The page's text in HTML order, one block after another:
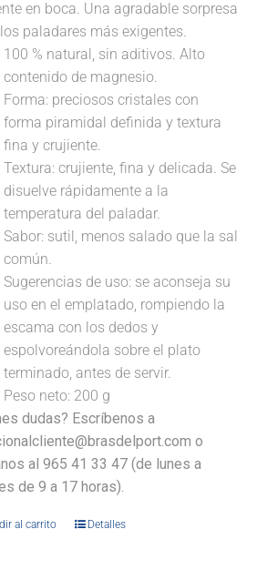
en boca. Una agradable sorpresa
paladares más exigentes.
100 % natural, sin aditivos. Alto
contenido de magnesio.
Forma: preciosos cristales con
forma piramidal definida y textura
fina y crujiente.
Textura: crujiente, fina y delicada. Se
disuelve rápidamente a la
temperatura del paladar.
Sabor: sutil, menos salado que la sal
común.
Sugerencias de uso: se aconseja su
uso en el emplatado, rompiendo la
escama con los dedos y
espolvoreándola sobre el plato
terminado, antes de servir.
Peso neto: 200 g
dudas? Escríbenos a
o
al 965 41 33 47 (de lunes a
de 9 a 17 horas).
al carrito Detalles